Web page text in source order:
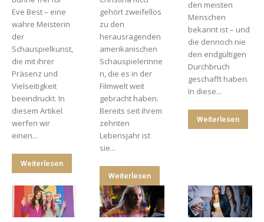
Eve Best – eine
wahre Meisterin
der
Schauspielkunst,
die mit ihrer
Präsenz und
Vielseitigkeit
beeindruckt. In
diesem Artikel
werfen wir
einen...
Weiterlesen
gehört zweifellos
zu den
herausragenden
amerikanischen
Schauspielerinne
n, die es in der
Filmwelt weit
gebracht haben.
Bereits seit ihrem
zehnten
Lebensjahr ist
sie...
Weiterlesen
den meisten
Menschen
bekannt ist – und
die dennoch nie
den endgültigen
Durchbruch
geschafft haben.
In diese...
Weiterlesen